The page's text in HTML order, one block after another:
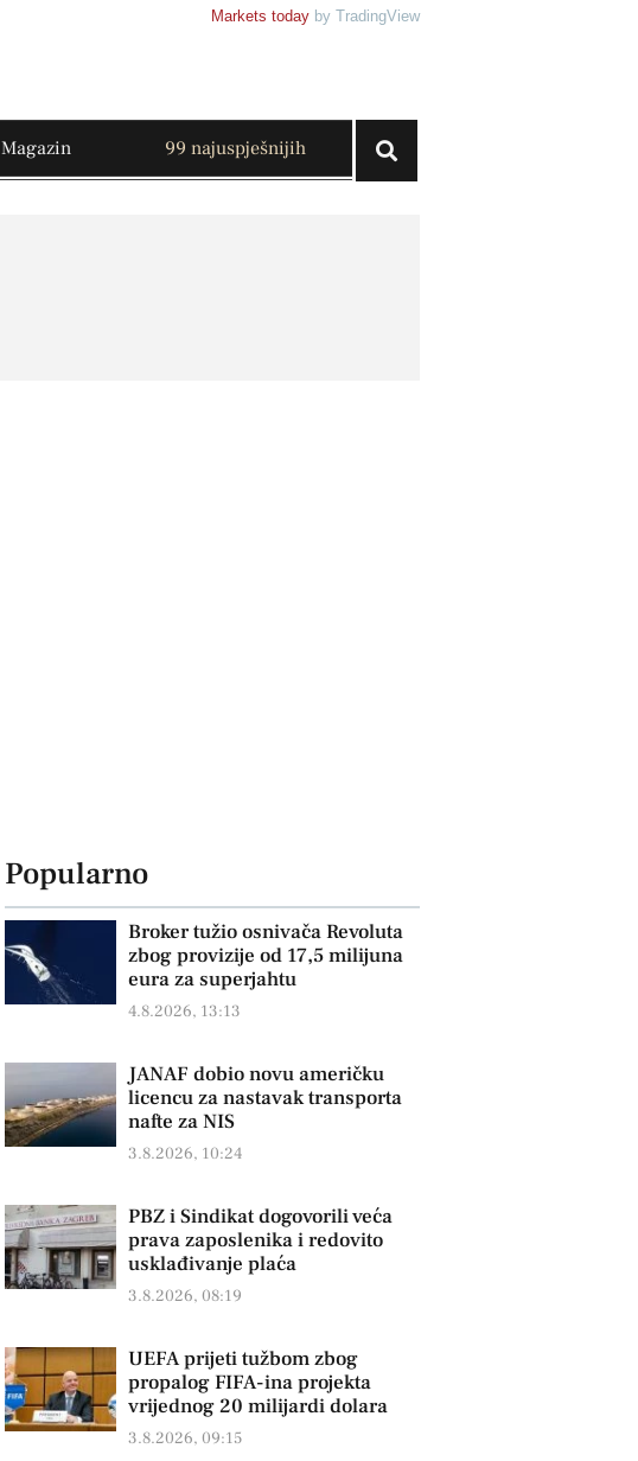
Markets today by TradingView
Magazin 99 najuspješnijih
Popularno
Broker tužio osnivača Revoluta
zbog provizije od 17,5 milijuna
eura za superjahtu
4.8.2026, 13:13
JANAF dobio novu američku
licencu za nastavak transporta
nafte za NIS
3.8.2026, 10:24
PBZ i Sindikat dogovorili veća
prava zaposlenika i redovito
usklađivanje plaća
3.8.2026, 08:19
UEFA prijeti tužbom zbog
propalog FIFA-ina projekta
vrijednog 20 milijardi dolara
3.8.2026, 09:15